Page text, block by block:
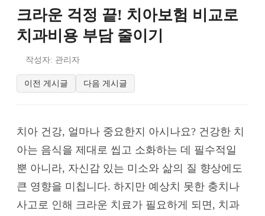
크라운 걱정 끝! 치아보험 비교로
치과비용 부담 줄이기
작성자: 관리자
이전 게시글 다음 게시글
치아 건강, 얼마나 중요한지 아시나요? 건강한 치
아는 음식을 제대로 씹고 소화하는 데 필수적일
뿐 아니라, 자신감 있는 미소와 삶의 질 향상에도
큰 영향을 미칩니다. 하지만 예상치 못한 충치나
사고로 인해 크라운 치료가 필요하게 되면, 치과